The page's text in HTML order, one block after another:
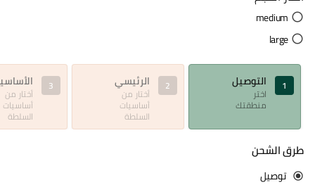
فواكه
البقالة
أغذية
medium
large
التوصيل
اختر
منطقتك
الرئيسي
أختار من
أساسيات
السلطة
أختار من
أساسيات
السلطة
طرق الشحن
توصيل